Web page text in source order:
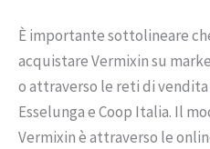
È importante sottolineare
acquistare Vermixin su
o attraverso le reti di
Esselunga e Coop Italia. Il
Vermixin è attraverso le